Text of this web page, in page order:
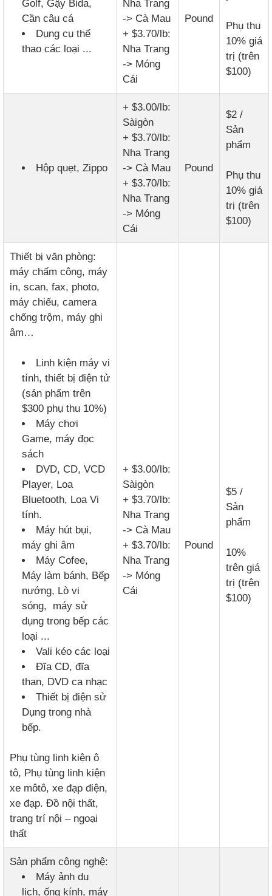
Golf, Gậy Bida,
Cần câu cá
Dụng cụ thể
thao các loại ...
Nha Trang
-> Cà Mau
+ $3.70/lb:
Nha Trang
-> Móng
Cái
Pound
Phụ thu
10% giá
trị (trên
$100)
Hộp quẹt, Zippo
+ $3.00/lb:
Sàigòn
+ $3.70/lb:
Nha Trang
-> Cà Mau
+ $3.70/lb:
Nha Trang
-> Móng
Cái
Pound
$2 /
Sản
phẩm
Phụ thu
10% giá
trị (trên
$100)
Thiết bị văn phòng:
máy chấm công, máy
in, scan, fax, photo,
máy chiếu, camera
chống trộm, máy ghi
âm…
Linh kiện máy vi
tính, thiết bị điện tử
(sản phẩm trên
$300 phụ thu 10%)
Máy chơi
Game, máy đọc
sách
DVD, CD, VCD
Player, Loa
Bluetooth, Loa Vi
tính.
Máy hút bụi,
máy ghi âm
Máy Cofee,
Máy làm bánh, Bếp
nướng, Lò vi
sóng, máy sử
dụng trong bếp các
loại ...
Vali kéo các loại
Đĩa CD, đĩa
than, DVD ca nhạc
Thiết bị điện sử
Dụng trong nhà
bếp.
Phụ tùng linh kiện ô
tô, Phụ tùng linh kiện
xe môtô, xe đạp điện,
xe đạp. Đồ nội thất,
trang trí nội – ngoại
thất
+ $3.00/lb:
Sàigòn
+ $3.70/lb:
Nha Trang
-> Cà Mau
+ $3.70/lb:
Nha Trang
-> Móng
Cái
Pound
$5 /
Sản
phẩm
10%
trên giá
trị (trên
$100)
Sản phẩm công nghệ:
Máy ảnh du
lịch, ống kính, máy